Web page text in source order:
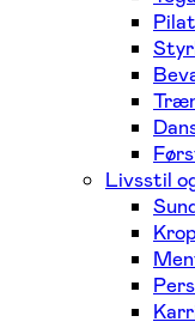
Livsstil